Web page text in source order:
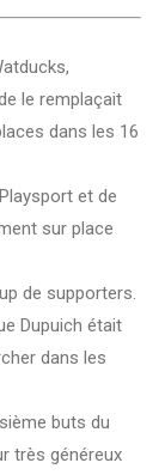
le remplaçait
dans les 16
et de
sur place
de supporters.
Dupuich était
dans les
buts du
très généreux